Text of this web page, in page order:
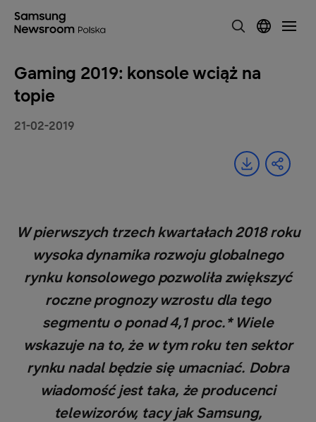
Gaming 2019: konsole wciąż na
topie
21-02-2019
W pierwszych trzech kwartałach 2018 roku
wysoka dynamika rozwoju globalnego
rynku konsolowego pozwoliła zwiększyć
roczne prognozy wzrostu dla tego
segmentu o ponad 4,1 proc.* Wiele
wskazuje na to, że w tym roku ten sektor
rynku nadal będzie się umacniać. Dobra
wiadomość jest taka, że producenci
telewizorów, tacy jak Samsung,